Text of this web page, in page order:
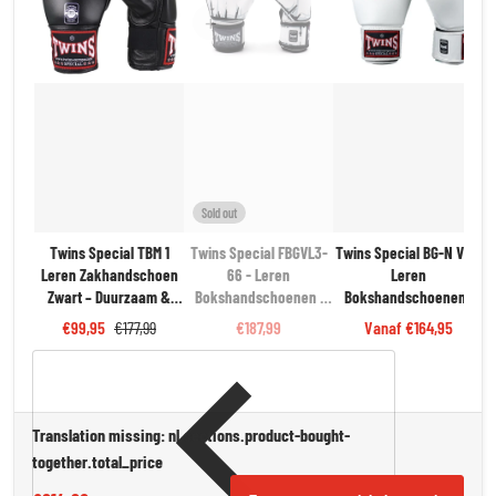
Twins Special TBM 1
Leren Zakhandschoen
Zwart – Duurzaam &
Comfortabel
€99,95 €177,99
Sold out
Twins Special FBGVL3-
66 - Leren
Bokshandschoenen |
Wit/Grijs
€187,99
Twins Special BG-N V2 -
Leren
Bokshandschoenen |
Wit | Pro Kwaliteit
Vanaf€164,95
Translation missing: nl.sections.product-bought-
together.total_price